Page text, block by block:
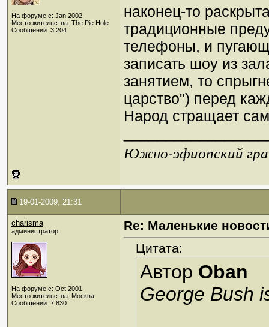
На форуме с: Jan 2002
Место жительства: The Pie Hole
Сообщений: 3,204
наконец-то
традиционные
телефоны, и
записать шоу из
занятием, то
царство") перед
Народ стращает
Южно-эфиопский
19-01-2009, 21:31
charisma
администратор
На форуме с: Oct 2001
Место жительства: Москва
Сообщений: 7,830
Re: Маленькие
Цитата:
Автор Oban
George Bush